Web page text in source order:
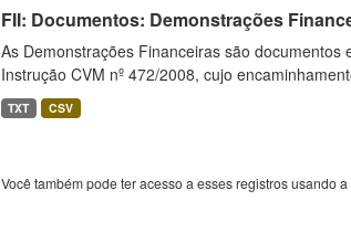
FII: Documentos: Demonstrações
As Demonstrações Financeiras são
Instrução CVM nº 472/2008, cujo
TXT CSV
Você também pode ter acesso a esses registros usando a